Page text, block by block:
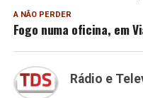
A NÃO PERDER
Fogo numa oficina, em
Rádio e